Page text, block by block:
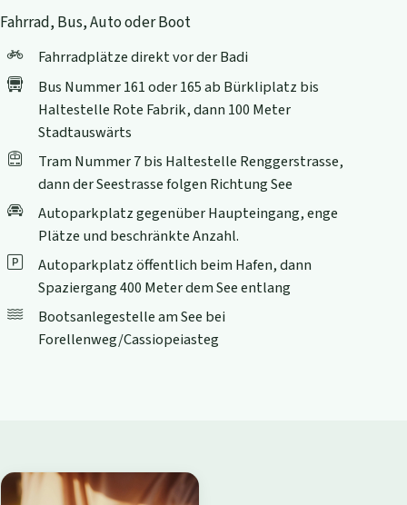
Fahrrad, Bus, Auto oder Boot
Fahrradplätze direkt vor der Badi
Bus Nummer 161 oder 165 ab Bürkliplatz bis
Haltestelle Rote Fabrik, dann 100 Meter
Stadtauswärts
Tram Nummer 7 bis Haltestelle Renggerstrasse,
dann der Seestrasse folgen Richtung See
Autoparkplatz gegenüber Haupteingang, enge
Plätze und beschränkte Anzahl.
Autoparkplatz öffentlich beim Hafen, dann
Spaziergang 400 Meter dem See entlang
Bootsanlegestelle am See bei
Forellenweg/Cassiopeiasteg